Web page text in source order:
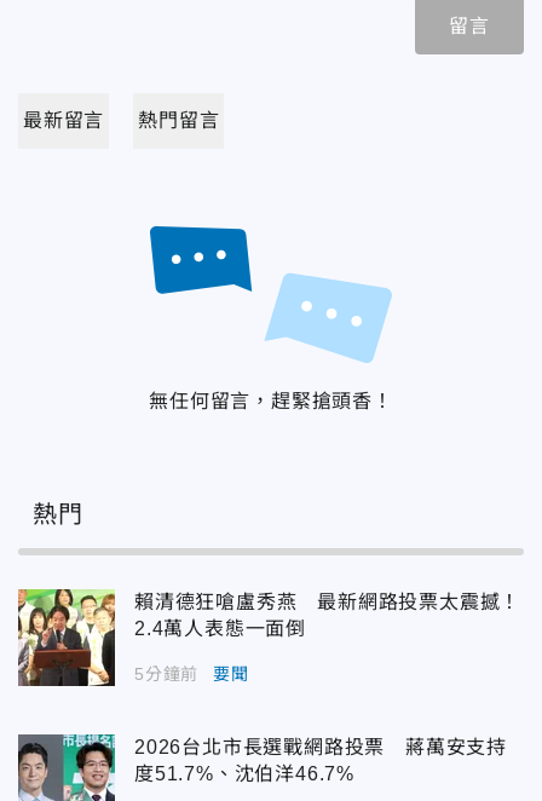
留言
最新留言 熱門留言
無任何留言，趕緊搶頭香！
熱門
賴清德狂嗆盧秀燕 最新網路投票太震撼！
2.4萬人表態一面倒
5分鐘前 要聞
2026台北市長選戰網路投票 蔣萬安支持
度51.7%、沈伯洋46.7%